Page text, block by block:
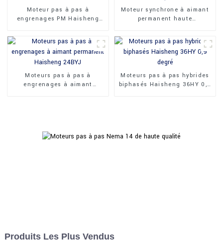
Moteur pas à pas à
engrenages PM Haisheng
Moteur synchrone à aimant
permanent haute
64TKYJ
Moteurs pas à pas à
engrenages à aimant
Moteurs pas à pas hybrides
biphasés Haisheng 36HY 0,9
Produits Les Plus Vendus